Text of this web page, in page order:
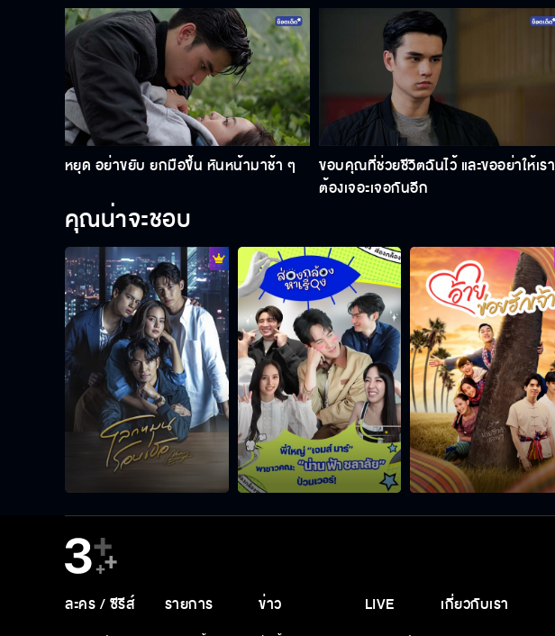
หยุด อย่าขยับ ยกมือขึ้น หันหน้ามาช้า ๆ
ขอบคุณที่ช่วยชีวิตฉันไว้ และขออย่าให้เรา
ต้องเจอะเจอกันอีก
คุณน่าจะชอบ
ละคร / ซีรีส์ รายการ ข่าว LIVE เกี่ยวกับเรา